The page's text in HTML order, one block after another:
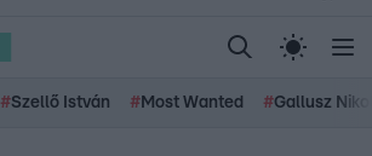
#Szellő István # Most Wanted #Gallusz